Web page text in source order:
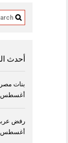
أحدث
بنات مصر
أغسطس 6, 2026
رفض عربي
أغسطس 6, 2026